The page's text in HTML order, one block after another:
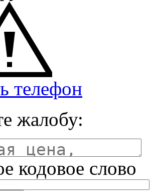
телефон
жалобу:
кодовое слово